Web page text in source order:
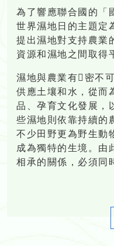
為了響應聯合國的「
世界濕地日的主題定
提出濕地對支持農業
資源和濕地之間取得
濕地與農業有密不
供應土壤和水，從而
品、孕育文化發展，
些濕地則依靠持續的
不少田野更為野生動
成為獨特的生境。由
相承的關係，必須同